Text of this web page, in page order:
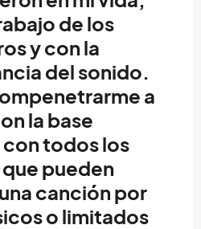
de los
y con la
del sonido.
a
la base
todos los
pueden
canción por
o limitados